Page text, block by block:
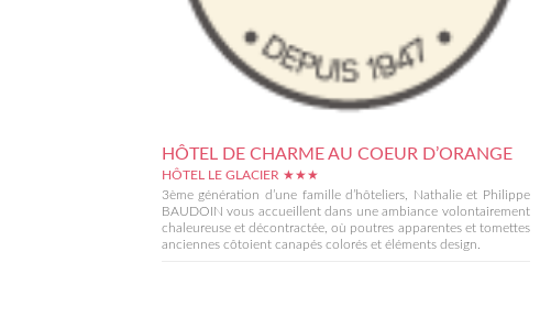
HÔTEL DE CHARME AU COEUR D’ORANGE
HÔTEL LE GLACIER ★★★
3ème génération d’une famille d’hôteliers, Nathalie et Philippe
BAUDOIN vous accueillent dans une ambiance volontairement
chaleureuse et décontractée, où poutres apparentes et tomettes
anciennes côtoient canapés colorés et éléments design.